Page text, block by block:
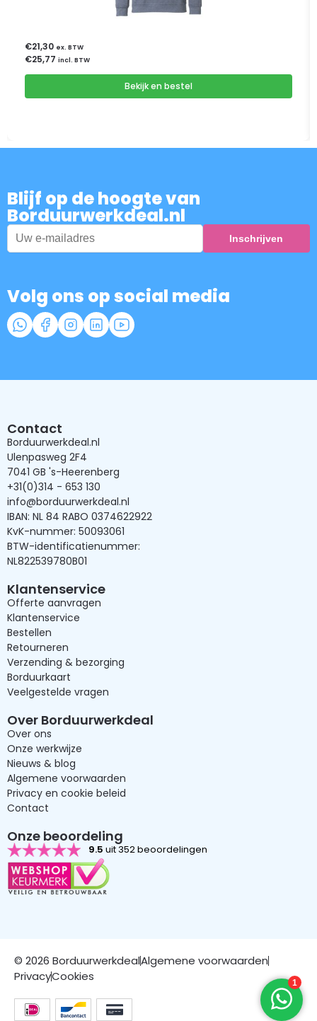
€21,30 ex. BTW
€25,77 incl. BTW
Bekijk en bestel
Blijf op de hoogte van
Borduurwerkdeal.nl
Volg ons op social media
Contact
Borduurwerkdeal.nl
Ulenpasweg 2F4
7041 GB 's-Heerenberg
+31(0)314 - 653 130
info@borduurwerkdeal.nl
IBAN: NL 84 RABO 0374622922
KvK-nummer: 50093061
BTW-identificatienummer:
NL822539780B01
Klantenservice
Offerte aanvragen
Klantenservice
Bestellen
Retourneren
Verzending & bezorging
Borduurkaart
Veelgestelde vragen
Over Borduurwerkdeal
Over ons
Onze werkwijze
Nieuws & blog
Algemene voorwaarden
Privacy en cookie beleid
Contact
Onze beoordeling
9.5 uit 352 beoordelingen
© 2026 BorduurwerkdealAlgemene voorwaarden
PrivacyCookies